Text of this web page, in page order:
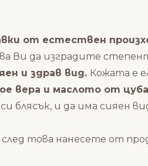
от естествен
Ви да изградите
и здрав вид. Кожата е
вера и маслото от
блясък, и да има сияен
след това нанесете от